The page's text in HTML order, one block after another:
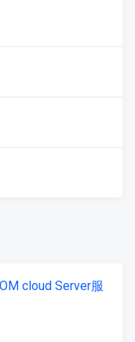
cloud Server服